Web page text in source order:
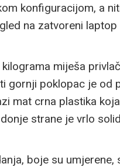
konfiguracijom, a
na zatvoreni
miješa
gornji poklopac je od
mat crna plastika
strane je vrlo
boje su umjerene,